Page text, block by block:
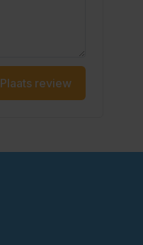
Plaats review